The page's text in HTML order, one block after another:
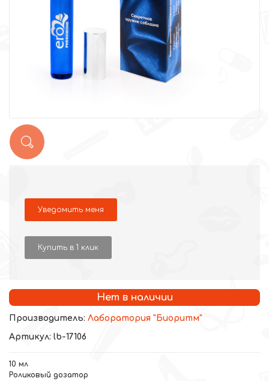
Уведомить меня
Купить в 1 клик
Нет в наличии
Производитель: Лаборатория "Биоритм"
Артикул: lb-17106
10 мл
Роликовый дозатор